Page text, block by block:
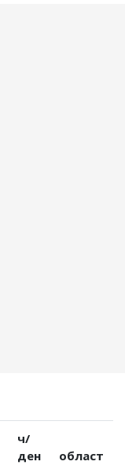
ч/
ден
област